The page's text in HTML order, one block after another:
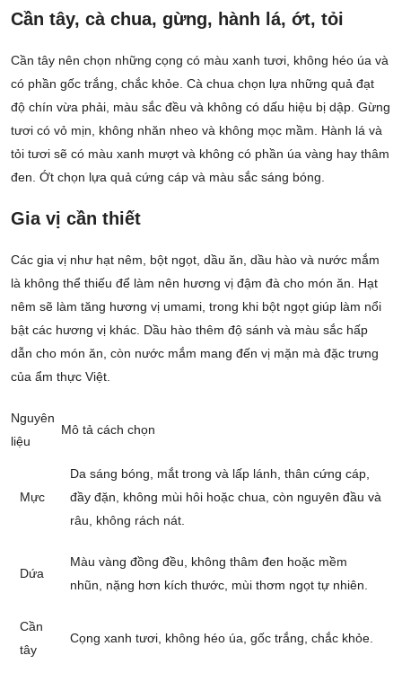
Cần tây, cà chua, gừng, hành lá, ớt, tỏi
Cần tây nên chọn những cọng có màu xanh tươi, không héo úa và
có phần gốc trắng, chắc khỏe. Cà chua chọn lựa những quả đạt
độ chín vừa phải, màu sắc đều và không có dấu hiệu bị dập. Gừng
tươi có vỏ mịn, không nhăn nheo và không mọc mầm. Hành lá và
tỏi tươi sẽ có màu xanh mượt và không có phần úa vàng hay thâm
đen. Ớt chọn lựa quả cứng cáp và màu sắc sáng bóng.
Gia vị cần thiết
Các gia vị như hạt nêm, bột ngọt, dầu ăn, dầu hào và nước mắm
là không thể thiếu để làm nên hương vị đậm đà cho món ăn. Hạt
nêm sẽ làm tăng hương vị umami, trong khi bột ngọt giúp làm nổi
bật các hương vị khác. Dầu hào thêm độ sánh và màu sắc hấp
dẫn cho món ăn, còn nước mắm mang đến vị mặn mà đặc trưng
của ẩm thực Việt.
Nguyên
liệu
Mô tả cách chọn
Mực
Da sáng bóng, mắt trong và lấp lánh, thân cứng cáp,
đầy đặn, không mùi hôi hoặc chua, còn nguyên đầu và
râu, không rách nát.
Dứa
Màu vàng đồng đều, không thâm đen hoặc mềm
nhũn, nặng hơn kích thước, mùi thơm ngọt tự nhiên.
Cần
tây
Cọng xanh tươi, không héo úa, gốc trắng, chắc khỏe.